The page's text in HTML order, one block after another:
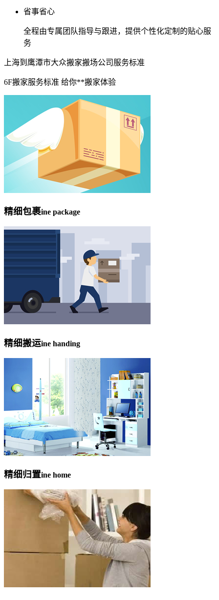
省事省心
全程由专属团队指导与跟进，提供个性化定制的贴心服
务
上海到鹰潭市大众搬家搬场公司服务标准
6F搬家服务标准 给你**搬家体验
精细包裹ine package
精细搬运ine handing
精细归置ine home